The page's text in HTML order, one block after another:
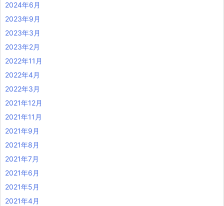
2024年6月
2023年9月
2023年3月
2023年2月
2022年11月
2022年4月
2022年3月
2021年12月
2021年11月
2021年9月
2021年8月
2021年7月
2021年6月
2021年5月
2021年4月